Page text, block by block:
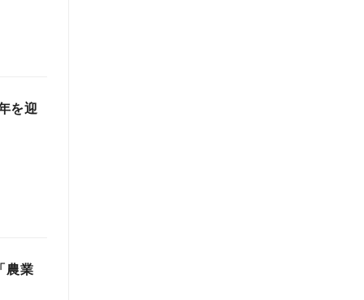
を迎
農業